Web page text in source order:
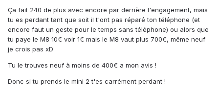
Ça fait 240 de plus avec encore par derrière l'engagement, mais
tu es perdant tant que soit il t'ont pas réparé ton téléphone (et
encore faut un geste pour le temps sans téléphone) ou alors que
tu paye le M8 10€ voir 1€ mais le M8 vaut plus 700€, même neuf
je crois pas xD
Tu le trouves neuf à moins de 400€ a mon avis !
Donc si tu prends le mini 2 t'es carrément perdant !